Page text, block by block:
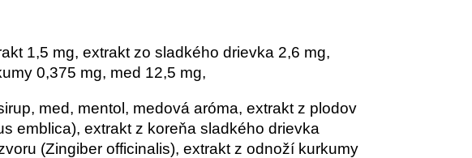
1,5 mg, extrakt zo sladkého drievka 2,6 mg,
0,375 mg, med 12,5 mg,
med, mentol, medová aróma, extrakt z plodov
emblica), extrakt z koreňa sladkého drievka
(Zingiber officinalis), extrakt z odnoží kurkumy